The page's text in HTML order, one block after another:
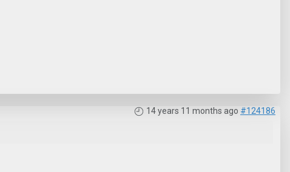
14 years 11 months ago #124186